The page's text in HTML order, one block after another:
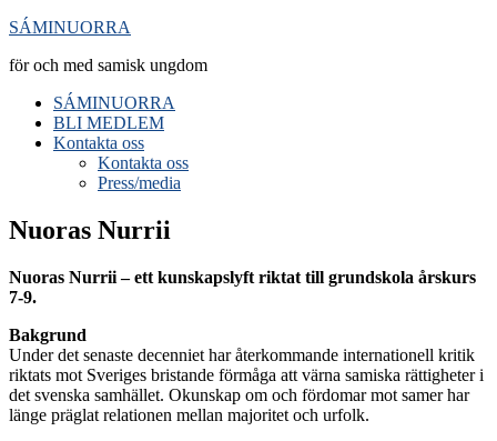
SÁMINUORRA
för och med samisk ungdom
SÁMINUORRA
BLI MEDLEM
Kontakta oss
Kontakta oss
Press/media
Nuoras Nurrii
Nuoras Nurrii – ett kunskapslyft riktat till grundskola årskurs
7-9.
Bakgrund
Under det senaste decenniet har återkommande internationell kritik
riktats mot Sveriges bristande förmåga att värna samiska rättigheter i
det svenska samhället. Okunskap om och fördomar mot samer har
länge präglat relationen mellan majoritet och urfolk.